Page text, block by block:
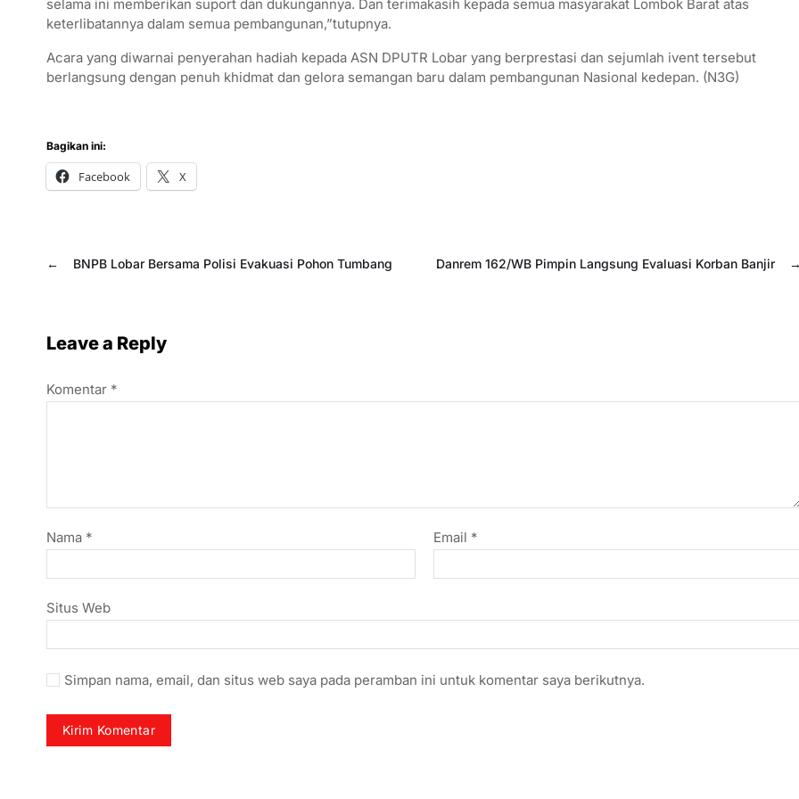
selama ini memberikan suport dan dukungannya. Dan terimakasih kepada semua masyarakat Lombok Barat atas
keterlibatannya dalam semua pembangunan,”tutupnya.
Acara yang diwarnai penyerahan hadiah kepada ASN DPUTR Lobar yang berprestasi dan sejumlah ivent tersebut
berlangsung dengan penuh khidmat dan gelora semangan baru dalam pembangunan Nasional kedepan. (N3G)
Bagikan ini:
Facebook X
← BNPB Lobar Bersama Polisi Evakuasi Pohon Tumbang Danrem 162/WB Pimpin Langsung Evaluasi Korban Banjir
Leave a Reply
Komentar *
Nama * Email *
Situs Web
Simpan nama, email, dan situs web saya pada peramban ini untuk komentar saya berikutnya.